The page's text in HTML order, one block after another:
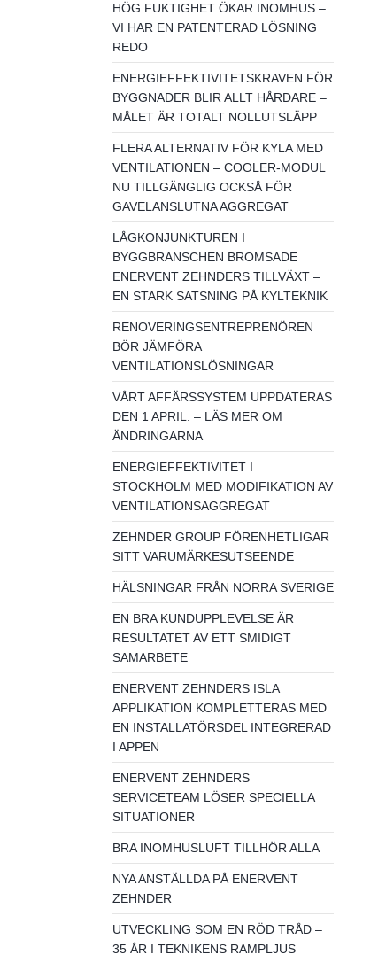
HÖG FUKTIGHET ÖKAR INOMHUS –
VI HAR EN PATENTERAD LÖSNING
REDO
ENERGIEFFEKTIVITETSKRAVEN FÖR
BYGGNADER BLIR ALLT HÅRDARE –
MÅLET ÄR TOTALT NOLLUTSLÄPP
FLERA ALTERNATIV FÖR KYLA MED
VENTILATIONEN – COOLER-MODUL
NU TILLGÄNGLIG OCKSÅ FÖR
GAVELANSLUTNA AGGREGAT
LÅGKONJUNKTUREN I
BYGGBRANSCHEN BROMSADE
ENERVENT ZEHNDERS TILLVÄXT –
EN STARK SATSNING PÅ KYLTEKNIK
RENOVERINGSENTREPRENÖREN
BÖR JÄMFÖRA
VENTILATIONSLÖSNINGAR
VÅRT AFFÄRSSYSTEM UPPDATERAS
DEN 1 APRIL. – LÄS MER OM
ÄNDRINGARNA
ENERGIEFFEKTIVITET I
STOCKHOLM MED MODIFIKATION AV
VENTILATIONSAGGREGAT
ZEHNDER GROUP FÖRENHETLIGAR
SITT VARUMÄRKESUTSEENDE
HÄLSNINGAR FRÅN NORRA SVERIGE
EN BRA KUNDUPPLEVELSE ÄR
RESULTATET AV ETT SMIDIGT
SAMARBETE
ENERVENT ZEHNDERS ISLA
APPLIKATION KOMPLETTERAS MED
EN INSTALLATÖRSDEL INTEGRERAD
I APPEN
ENERVENT ZEHNDERS
SERVICETEAM LÖSER SPECIELLA
SITUATIONER
BRA INOMHUSLUFT TILLHÖR ALLA
NYA ANSTÄLLDA PÅ ENERVENT
ZEHNDER
UTVECKLING SOM EN RÖD TRÅD –
35 ÅR I TEKNIKENS RAMPLJUS